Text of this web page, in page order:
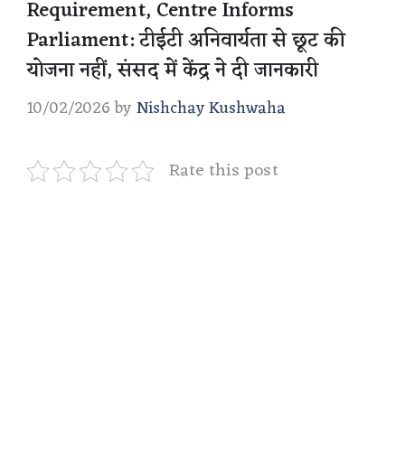
Requirement, Centre Informs
Parliament: टीईटी अनिवार्यता से छूट की
योजना नहीं, संसद में केंद्र ने दी जानकारी
10/02/2026 byNishchay Kushwaha
Rate this post